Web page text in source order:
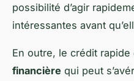
possibilité d’agir
intéressantes avant
En outre, le crédit rapide
financière qui peut